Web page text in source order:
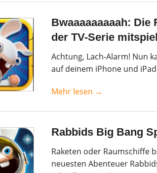
Bwaaaaaaaaah:
der TV-Serie
Achtung, Lach-Alarm! Nun
auf deinem iPhone und
Mehr lesen →
Rabbids Big Bang
Raketen oder Raumschiffe
neuesten Abenteuer